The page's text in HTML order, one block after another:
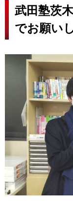
武田塾茨
でお願い